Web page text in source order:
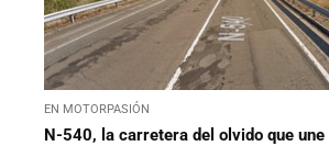
EN MOTORPASIÓN
N-540, la carretera del olvido que une